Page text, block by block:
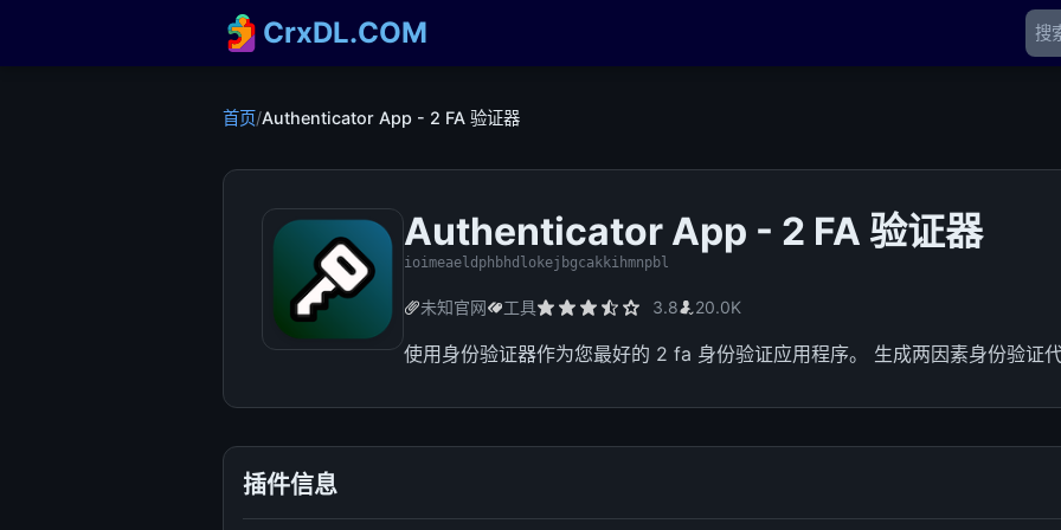
CrxDL.COM
首页/Authenticator App - 2 FA 验证器
Authenticator App - 2 FA 验证器
ioimeaeldphbhdlokejbgcakkihmnpbl
未知官网 工具 3.8 20.0K
使用身份验证器作为您最好的 2 fa 身份验证应用程序。 生成两因素身份验证
插件信息